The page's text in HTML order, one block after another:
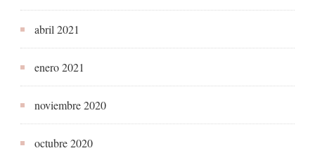
abril 2021
enero 2021
noviembre 2020
octubre 2020